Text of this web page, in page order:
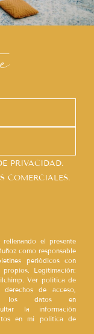
PRIVACIDAD.
COMERCIALES.
el presente
como responsable
periódicos con
Legitimación:
Ver política de
de acceso,
los datos en
la información
en mi política de